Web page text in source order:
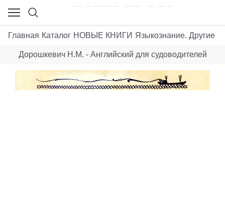
Главная Каталог НОВЫЕ КНИГИ Языкознание. Другие
Дорошкевич Н.М. - Английский для судоводителей